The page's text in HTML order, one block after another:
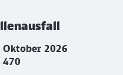
2026
470